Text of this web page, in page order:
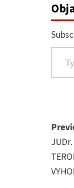
Type your
JUDr.